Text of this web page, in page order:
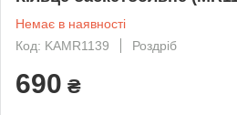
Немає в наявності
Код: KAMR1139
Роздріб
690 ₴